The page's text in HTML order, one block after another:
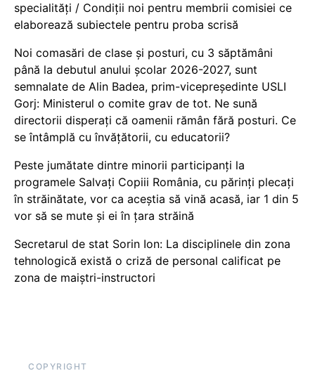
specialități / Condiții noi pentru membrii comisiei ce
elaborează subiectele pentru proba scrisă
Noi comasări de clase și posturi, cu 3 săptămâni
până la debutul anului școlar 2026-2027, sunt
semnalate de Alin Badea, prim-vicepreședinte USLI
Gorj: Ministerul o comite grav de tot. Ne sună
directorii disperați că oamenii rămân fără posturi. Ce
se întâmplă cu învățătorii, cu educatorii?
Peste jumătate dintre minorii participanți la
programele Salvați Copiii România, cu părinți plecați
în străinătate, vor ca aceștia să vină acasă, iar 1 din 5
vor să se mute și ei în țara străină
Secretarul de stat Sorin Ion: La disciplinele din zona
tehnologică există o criză de personal calificat pe
zona de maiștri-instructori
COPYRIGHT